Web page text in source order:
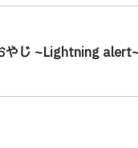
やじ ~Lightning